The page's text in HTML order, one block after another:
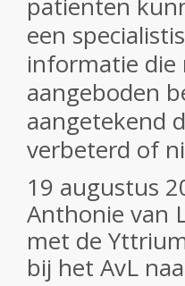
een
informatie die
aangeboden
aangetekend
verbeterd of
19 augustus
Anthonie van
met de
bij het AvL